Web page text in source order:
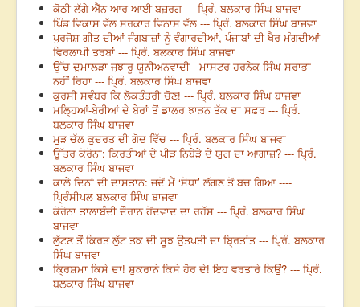
ਕੋਠੀ ਲੱਗੇ ਐੱਨ ਆਰ ਆਈ ਬਜ਼ੁਰਗ --- ਪ੍ਰਿੰ. ਬਲਕਾਰ ਸਿੰਘ ਬਾਜਵਾ
ਪਿੰਡ ਵਿਕਾਸ ਵੱਲ ਸਰਕਾਰ ਵਿਨਾਸ ਵੱਲ --- ਪ੍ਰਿੰ. ਬਲਕਾਰ ਸਿੰਘ ਬਾਜਵਾ
ਪੁਰਜੋਸ਼ ਗੀਤ ਦੀਆਂ ਜੰਗਬਾਜ਼ਾਂ ਨੂੰ ਵੰਗਾਰਦੀਆਂ, ਪੰਜਾਬਾਂ ਦੀ ਖੈਰ ਮੰਗਦੀਆਂ
ਵਿਰਲਾਪੀ ਤਰਬਾਂ --- ਪ੍ਰਿੰ. ਬਲਕਾਰ ਸਿੰਘ ਬਾਜਵਾ
ਉੱਚ ਦੁਮਾਲੜਾ ਜੁਝਾਰੂ ਯੂਨੀਅਨਵਾਦੀ - ਮਾਸਟਰ ਹਰਨੇਕ ਸਿੰਘ ਸਰਾਭਾ
ਨਹੀਂ ਰਿਹਾ --- ਪ੍ਰਿੰ. ਬਲਕਾਰ ਸਿੰਘ ਬਾਜਵਾ
ਕੁਰਸੀ ਸਵੰਬਰ ਕਿ ਲੋਕਤੰਤਰੀ ਚੋਣ! --- ਪ੍ਰਿੰ. ਬਲਕਾਰ ਸਿੰਘ ਬਾਜਵਾ
ਮਲ੍ਹਿਆਂ-ਬੇਰੀਆਂ ਦੇ ਬੇਰਾਂ ਤੋਂ ਡਾਲਰ ਝਾੜਨ ਤੱਕ ਦਾ ਸਫ਼ਰ --- ਪ੍ਰਿੰ.
ਬਲਕਾਰ ਸਿੰਘ ਬਾਜਵਾ
ਮੁੜ ਚੱਲ ਕੁਦਰਤ ਦੀ ਗੋਦ ਵਿੱਚ --- ਪ੍ਰਿੰ. ਬਲਕਾਰ ਸਿੰਘ ਬਾਜਵਾ
ਉੱਤਰ ਕੋਰੋਨਾ: ਕਿਰਤੀਆਂ ਦੇ ਪੀੜ ਨਿਬੇੜੇ ਦੇ ਯੁਗ ਦਾ ਆਗਾਜ਼? --- ਪ੍ਰਿੰ.
ਬਲਕਾਰ ਸਿੰਘ ਬਾਜਵਾ
ਕਾਲੇ ਦਿਨਾਂ ਦੀ ਦਾਸਤਾਨ: ਜਦੋਂ ਮੈਂ ‘ਸੋਧਾ’ ਲੱਗਣ ਤੋਂ ਬਚ ਗਿਆ ----
ਪ੍ਰਿੰਸੀਪਲ ਬਲਕਾਰ ਸਿੰਘ ਬਾਜਵਾ
ਕੋਰੋਨਾ ਤਾਲਾਬੰਦੀ ਦੌਰਾਨ ਹੋਂਦਵਾਦ ਦਾ ਰਹੱਸ --- ਪ੍ਰਿੰ. ਬਲਕਾਰ ਸਿੰਘ
ਬਾਜਵਾ
ਲੁੱਟਣ ਤੋਂ ਕਿਰਤ ਲੁੱਟ ਤਕ ਦੀ ਸੂਝ ਉਤਪਤੀ ਦਾ ਬ੍ਰਿਤਾਂਤ --- ਪ੍ਰਿੰ. ਬਲਕਾਰ
ਸਿੰਘ ਬਾਜਵਾ
ਕ੍ਰਿਸ਼ਮਾ ਕਿਸੇ ਦਾ! ਸ਼ੁਕਰਾਨੇ ਕਿਸੇ ਹੋਰ ਦੇ! ਇਹ ਵਰਤਾਰੇ ਕਿਉਂ? --- ਪ੍ਰਿੰ.
ਬਲਕਾਰ ਸਿੰਘ ਬਾਜਵਾ